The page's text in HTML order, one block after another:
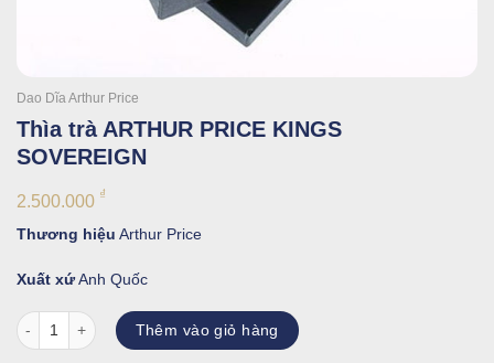
Dao Dĩa Arthur Price
Thìa trà ARTHUR PRICE KINGS
SOVEREIGN
2.500.000 ₫
Thương hiệu Arthur Price
Xuất xứAnh Quốc
Thìa trà ARTHUR PRICE KINGS SOVEREIGN số lượng
Thêm vào giỏ hàng